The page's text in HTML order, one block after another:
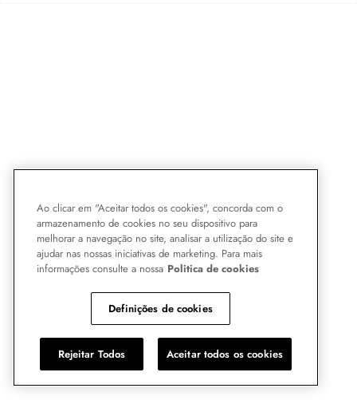
Ao clicar em "Aceitar todos os cookies", concorda com o
armazenamento de cookies no seu dispositivo para
melhorar a navegação no site, analisar a utilização do site e
ajudar nas nossas iniciativas de marketing. Para mais
informações consulte a nossa Politica de cookies
Definições de cookies
Rejeitar Todos Aceitar todos os cookies